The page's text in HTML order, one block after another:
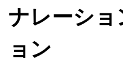
ナレーシ
ョン